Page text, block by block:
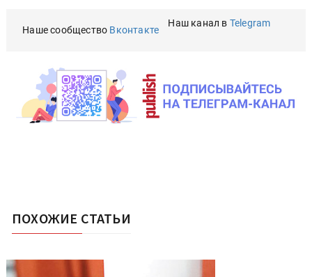
Наше сообщество Вконтакте
Наш канал в Telegram
ПОХОЖИЕ СТАТЬИ